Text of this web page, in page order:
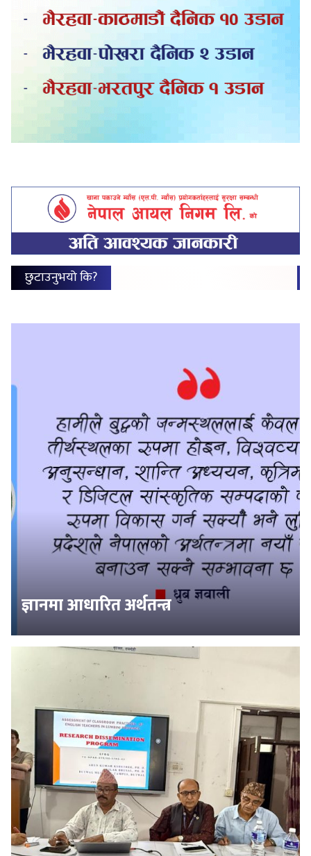
छुटाउनुभयो कि?
ज्ञानमा आधारित अर्थतन्त्र